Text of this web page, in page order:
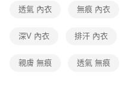
宅配
每筆NT$220
透氣 內衣 無痕 內衣
深V 內衣 排汗 內衣
親膚 無痕 透氣 無痕